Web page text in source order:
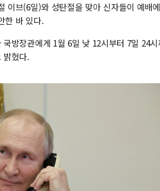
이브(6일)와 성탄절을 맞아 신자들이 예배
한 바 있다.
방장관에게 1월 6일 낮 12시부터 7일 24시
밝혔다.